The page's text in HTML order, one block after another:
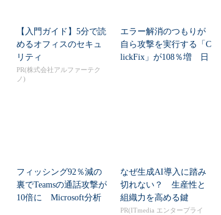
【入門ガイド】5分で読
めるオフィスのセキュ
リティ
PR(株式会社アルファーテク
ノ)
エラー解消のつもりが
自ら攻撃を実行する「C
lickFix」が108％増 日
フィッシング92％減の
裏でTeamsの通話攻撃が
10倍に Microsoft分析
なぜ生成AI導入に踏み
切れない？ 生産性と
組織力を高める鍵
PR(ITmedia エンタープライ